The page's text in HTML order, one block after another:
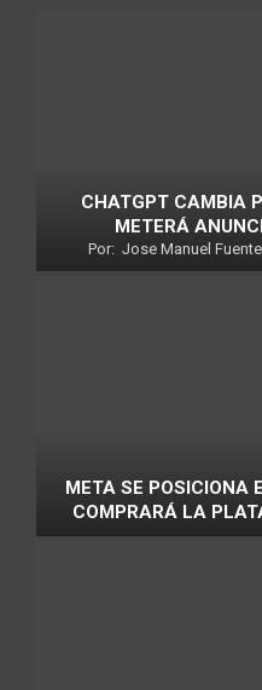
CHATGPT CAMBIA
METERÁ
Por: Jose Manuel
META SE POSICIONA
COMPRARÁ LA